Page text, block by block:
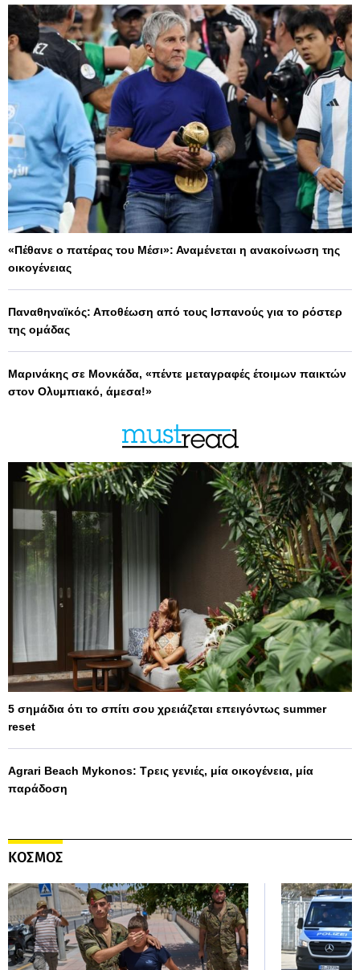
«Πέθανε ο πατέρας του Μέσι»: Αναμένεται η ανακοίνωση της
οικογένειας
Παναθηναϊκός: Αποθέωση από τους Ισπανούς για το ρόστερ
της ομάδας
Μαρινάκης σε Μονκάδα, «πέντε μεταγραφές έτοιμων παικτών
στον Ολυμπιακό, άμεσα!»
5 σημάδια ότι το σπίτι σου χρειάζεται επειγόντως summer
reset
Agrari Beach Mykonos: Τρεις γενιές, μία οικογένεια, μία
παράδοση
ΚΟΣΜΟΣ